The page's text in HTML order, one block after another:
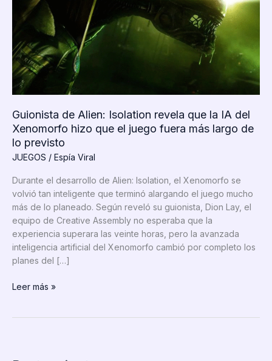
Guionista de Alien: Isolation revela que la IA del
Xenomorfo hizo que el juego fuera más largo de
lo previsto
JUEGOS / Espía Viral
Durante el desarrollo de Alien: Isolation, el Xenomorfo se
volvió tan inteligente que terminó alargando el juego mucho
más de lo planeado. Según reveló su guionista, Dion Lay, el
equipo de Creative Assembly no esperaba que la
experiencia superara las veinte horas, pero la avanzada
inteligencia artificial del Xenomorfo cambió por completo los
planes del […]
Guionista
Leer más »